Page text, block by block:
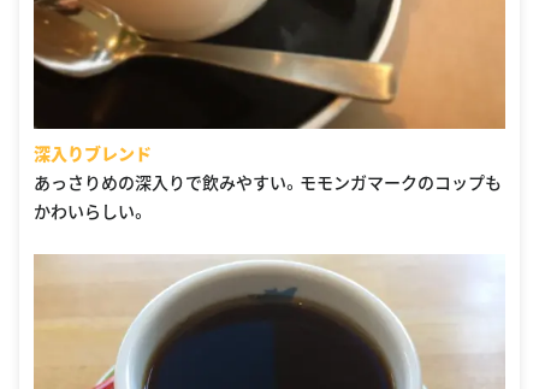
深入りブレンド
あっさりめの深入りで飲みやすい。モモンガマークのコップも
かわいらしい。